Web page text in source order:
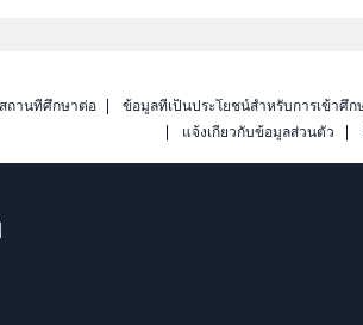
ถานที่ศึกษาต่อ ข้อมูลที่เป็นประโยชน์สำหรับการเข้าศึก
แจ้งเกี่ยวกับข้อมูลส่วนตัว